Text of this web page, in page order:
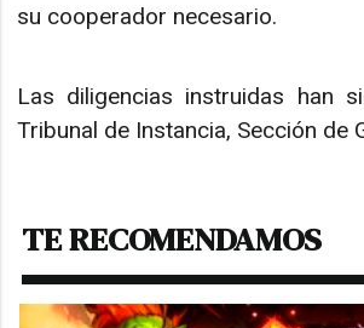
su cooperador necesario.
Las diligencias instruidas han
Tribunal de Instancia, Sección de
TE RECOMENDAMOS